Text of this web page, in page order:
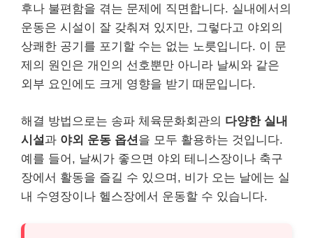
후나 불편함을 겪는 문제에 직면합니다. 실내에서의
운동은 시설이 잘 갖춰져 있지만, 그렇다고 야외의
상쾌한 공기를 포기할 수는 없는 노릇입니다. 이 문
제의 원인은 개인의 선호뿐만 아니라 날씨와 같은
외부 요인에도 크게 영향을 받기 때문입니다.
해결 방법으로는 송파 체육문화회관의 다양한 실내
시설 과 야외 운동 옵션 을 모두 활용하는 것입니다.
예를 들어, 날씨가 좋으면 야외 테니스장이나 축구
장에서 활동을 즐길 수 있으며, 비가 오는 날에는 실
내 수영장이나 헬스장에서 운동할 수 있습니다.